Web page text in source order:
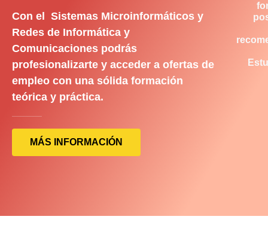
Con el Sistemas Microinformáticos y
Redes de Informática y
Comunicaciones podrás
profesionalizarte y acceder a ofertas de
empleo con una sólida formación
teórica y práctica.
MÁS INFORMACIÓN